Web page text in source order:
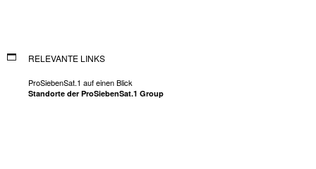
RELEVANTE LINKS
ProSiebenSat.1 auf einen Blick
Standorte der ProSiebenSat.1 Group